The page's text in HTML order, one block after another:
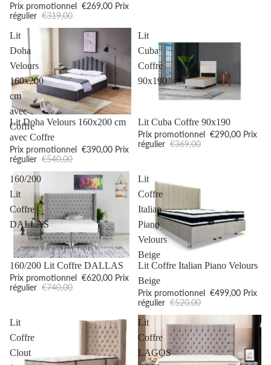
Prix promotionnel €269,00 Prix
régulier €319,00
Lit
Doha
Velours
160x200
cm
avec
Coffre
Promotion
Lit Doha Velours 160x200 cm
avec Coffre
Prix promotionnel €390,00 Prix
régulier €540,00
Lit
Cuba
Coffre
90x190
Promotion
Lit Cuba Coffre 90x190
Prix promotionnel €290,00 Prix
régulier €369,00
160/200
Lit
Coffre
DALLAS
Promotion
160/200 Lit Coffre DALLAS
Prix promotionnel €620,00 Prix
régulier €740,00
Lit
Coffre
Italian
Piano
Velours
Beige
Promotion
Lit Coffre Italian Piano Velours
Beige
Prix promotionnel €499,00 Prix
régulier €520,00
Lit
Coffre
Clout
Lit
Coffre
LAGOS